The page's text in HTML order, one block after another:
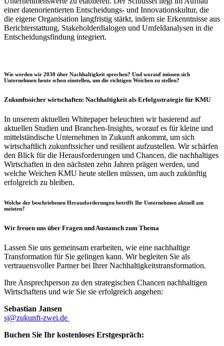
einer datenorientierten Entscheidungs- und Innovationskultur, die
die eigene Organisation langfristig stärkt, indem sie Erkenntnisse aus
Berichterstattung, Stakeholderdialogen und Umfeldanalysen in die
Entscheidungsfindung integriert.
Wie werden wir 2030 über Nachhaltigkeit sprechen? Und worauf müssen sich
Unternehmen heute schon einstellen, um die richtigen Weichen zu stellen?
Zukunftssicher wirtschaften: Nachhaltigkeit als Erfolgsstrategie für KMU
In unserem aktuellen Whitepaper beleuchten wir basierend auf
aktuellen Studien und Branchen-Insights, worauf es für kleine und
mittelständische Unternehmen in Zukunft ankommt, um sich
wirtschaftlich zukunftssicher und resilient aufzustellen. Wir schärfen
den Blick für die Herausforderungen und Chancen, die nachhaltiges
Wirtschaften in den nächsten zehn Jahren prägen werden, und
welche Weichen KMU heute stellen müssen, um auch zukünftig
erfolgreich zu bleiben.
Welche der beschriebenen Herausforderungen betrifft Ihr Unternehmen aktuell am
meisten?
Wir freuen uns über Fragen und Austausch zum Thema
Lassen Sie uns gemeinsam erarbeiten, wie eine nachhaltige
Transformation für Sie gelingen kann. Wir begleiten Sie als
vertrauensvoller Partner bei Ihrer Nachhaltigkeitstransformation.
Ihre Ansprechperson zu den strategischen Chancen nachhaltigen
Wirtschaftens und wie Sie sie erfolgreich angehen:
Sebastian Jansen
sj@zukunft-zwei.de
Buchen Sie Ihr kostenloses Erstgespräch: